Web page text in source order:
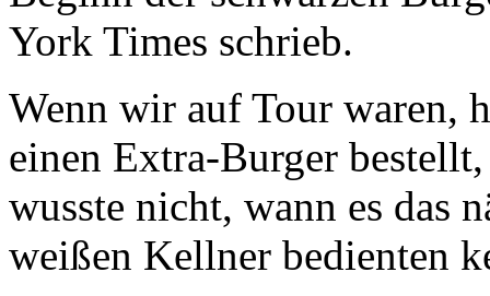
York Times schrieb.
Wenn wir auf Tour waren,
einen Extra-Burger
wusste nicht, wann es das
weißen Kellner bedienten